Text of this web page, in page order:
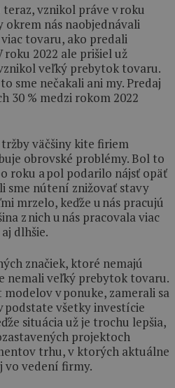
vznikol práve v roku
okrem nás naobjednávali
tovaru, ako predali
2022 ale prišiel už
veľký prebytok tovaru.
sme nečakali ani my. Predaj
30 % medzi rokom 2022
väčšiny kite firiem
obrovské problémy. Bol to
roku a pol podarilo nájsť opäť
sme nútení znižovať stavy
mrzelo, keďže u nás pracujú
z nich u nás pracovala viac
dlhšie.
značiek, ktoré nemajú
nemali veľký prebytok tovaru.
v ponuke, zamerali sa
podstate všetky investície
situácia už je trochu lepšia,
projektoch
trhu, v ktorých aktuálne
vo vedení firmy.